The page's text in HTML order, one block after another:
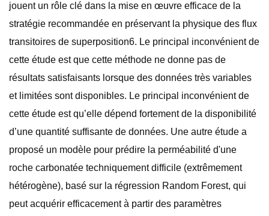
jouent un rôle clé dans la mise en œuvre efficace de la
stratégie recommandée en préservant la physique des flux
transitoires de superposition6. Le principal inconvénient de
cette étude est que cette méthode ne donne pas de
résultats satisfaisants lorsque des données très variables
et limitées sont disponibles. Le principal inconvénient de
cette étude est qu’elle dépend fortement de la disponibilité
d’une quantité suffisante de données. Une autre étude a
proposé un modèle pour prédire la perméabilité d'une
roche carbonatée techniquement difficile (extrêmement
hétérogène), basé sur la régression Random Forest, qui
peut acquérir efficacement à partir des paramètres